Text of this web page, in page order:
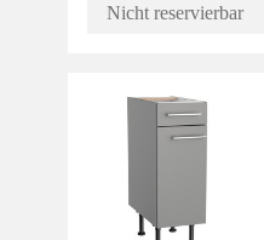
Nicht reservierbar